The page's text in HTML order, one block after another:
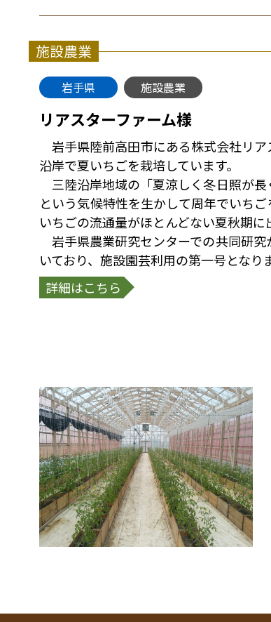
施設農業
岩手県 施設農業
リアスターファーム様
岩手県陸前高田市にある株式会社リ
沿岸で夏いちごを栽培しています。
三陸沿岸地域の「夏涼しく冬日照が長
という気候特性を生かして周年でいち
いちごの流通量がほとんどない夏秋期に
岩手県農業研究センターでの共同研究
いており、施設園芸利用の第一号となり
詳細はこちら